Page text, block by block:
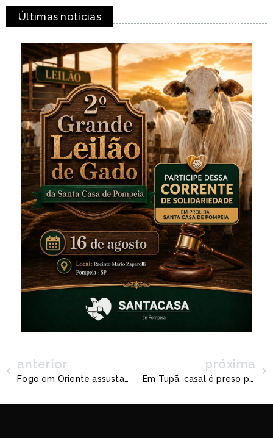
Últimas notícias
anterior
Fogo em Oriente assusta moradores
próxima
Em Tupã, casal é preso por tráfico de drogas